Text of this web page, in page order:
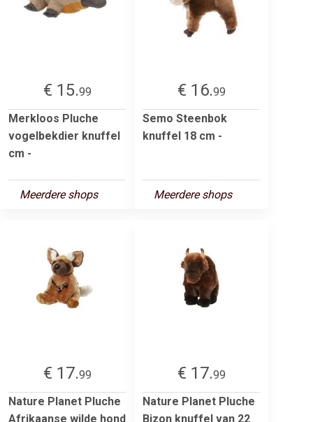
€ 15.99
Merkloos Pluche
vogelbekdier knuffel
cm -
Meerdere shops
€ 16.99
Semo Steenbok
knuffel 18 cm -
Meerdere shops
€ 17.99
Nature Planet Pluche
Afrikaanse wilde hond
€ 17.99
Nature Planet Pluche
Bizon knuffel van 22